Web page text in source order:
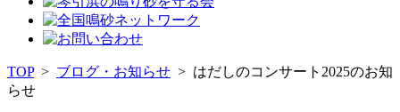
TOP> ブログ・お知らせ > はだしのコンサート2025のお知
らせ